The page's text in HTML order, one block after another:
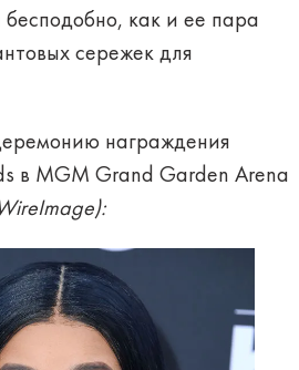
бесподобно, как и ее пара
сережек для
награждения
в MGM Grand Garden Arena